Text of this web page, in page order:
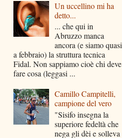
Un uccellino mi ha
detto...
... che qui in
Abruzzo manca
ancora (e siamo quasi
a febbraio) la struttura tecnica
Fidal. Non sappiamo cioè chi deve
fare cosa (leggasi ...
Camillo Campitelli,
campione del vero
"Sisifo insegna la
superiore fedeltà che
nega gli dèi e solleva